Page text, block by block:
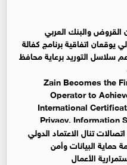
القروض والبنك العربي
يوقعان اتفاقية برنامج كفالة
سلاسل التوريد برعاية محافظ
Zain Becomes the
Operator to
International
Privacy, Information
Business
تنال الاعتماد الدولي
حماية البيانات وأمن
الأعمال